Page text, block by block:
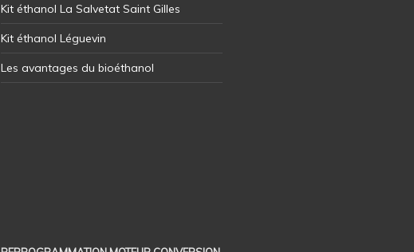
Kit éthanol La Salvetat Saint Gilles
Kit éthanol Léguevin
Les avantages du bioéthanol